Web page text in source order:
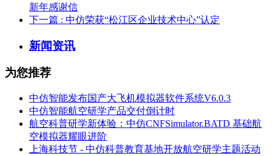
新年感谢信
下一篇 : 中仿荣获“松江区企业技术中心”认定
新闻资讯
为您推荐
中仿智能发布国产大飞机模拟器软件系统V6.0.3
中仿智能航空研学产品交付倒计时
航空科普研学新体验：中仿CNFSimulator.BATD 基础航
空模拟器耀眼进阶
上海科技节 - 中仿科普教育基地开放航空研学主题活动